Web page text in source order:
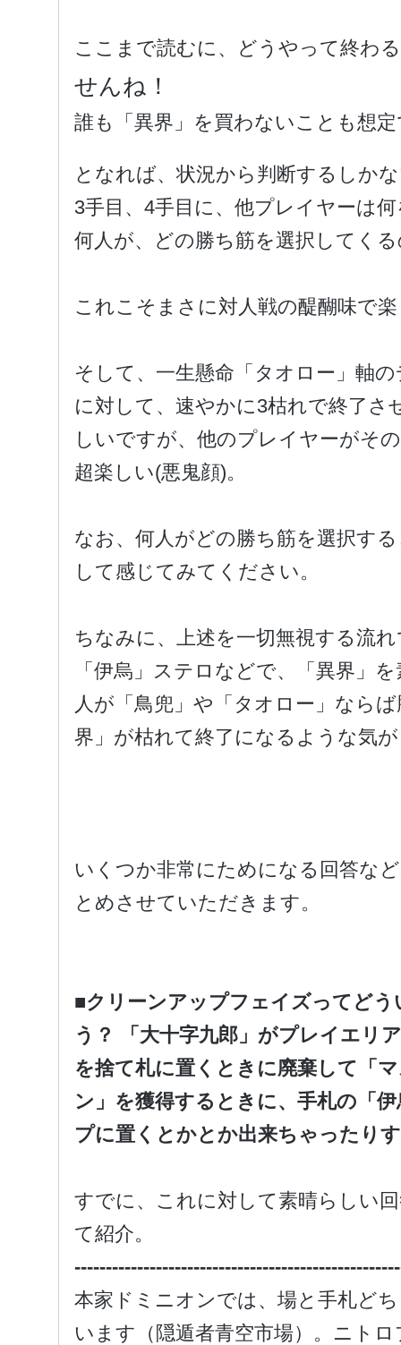
ここまで読むに、どうやって終わ
せんね！
誰も「異界」を買わないことも想
となれば、状況から判断するしか
3手目、4手目に、他プレイヤーは
何人が、どの勝ち筋を選択してく
これこそまさに対人戦の醍醐味で
そして、一生懸命「タオロー」軸
に対して、速やかに3枯れで終了さ
しいですが、他のプレイヤーがそ
超楽しい(悪鬼顔)。
なお、何人がどの勝ち筋を選択す
して感じてみてください。
ちなみに、上述を一切無視する流
「伊烏」ステロなどで、「異界」
人が「鳥兜」や「タオロー」なら
界」が枯れて終了になるような気
いくつか非常にためになる回答な
とめさせていただきます。
■クリーンアップフェイズってど
う？ 「大十字九郎」がプレイエリ
を捨て札に置くときに廃棄して「
ン」を獲得するときに、手札の「
プに置くとかとか出来ちゃったり
すでに、これに対して素晴らしい
て紹介。
本家ドミニオンでは、場と手札ど
います（隠遁者青空市場）。ニト